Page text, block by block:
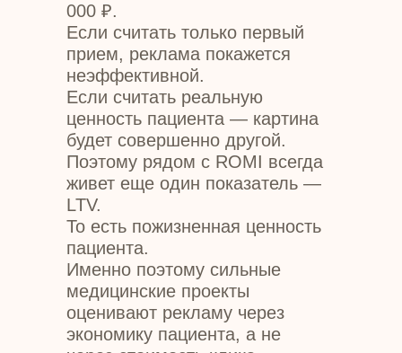
000 ₽.
Если считать только первый
прием, реклама покажется
неэффективной.
Если считать реальную
ценность пациента — картина
будет совершенно другой.
Поэтому рядом с ROMI всегда
живет еще один показатель —
LTV.
То есть пожизненная ценность
пациента.
Именно поэтому сильные
медицинские проекты
оценивают рекламу через
экономику пациента, а не